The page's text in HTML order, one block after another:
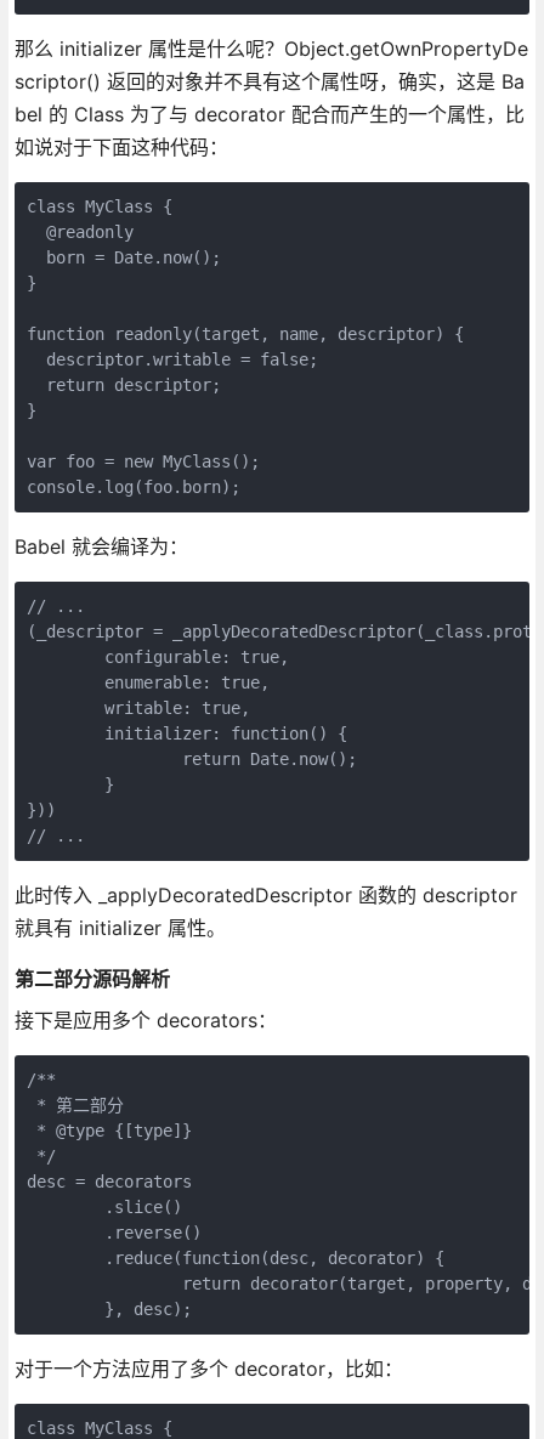
那么 initializer 属性是什么呢？Object.getOwnPropertyDe
scriptor() 返回的对象并不具有这个属性呀，确实，这是 Ba
bel 的 Class 为了与 decorator 配合而产生的一个属性，比
如说对于下面这种代码：
class MyClass {
  @readonly
  born = Date.now();
}
function readonly(target, name, descriptor) {
  descriptor.writable = false;
  return descriptor;
}
var foo = new MyClass();
console.log(foo.born);
Babel 就会编译为：
// ...
(_descriptor =
}))
// ...
此时传入 _applyDecoratedDescriptor 函数的 descriptor
就具有 initializer 属性。
第二部分源码解析
接下是应用多个 decorators：
/**
* 第二部分
* @type {[type]}
*/
desc = decorators
	}, desc);
对于一个方法应用了多个 decorator，比如：
class MyClass {